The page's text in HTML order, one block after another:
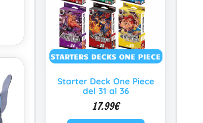
Starter Deck One Piece
del 31 al 36
17.99€